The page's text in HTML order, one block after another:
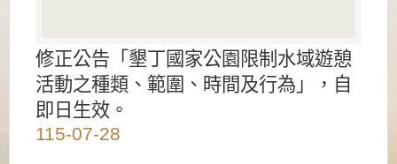
修正公告「墾丁國家公園限制水域遊憩
活動之種類、範圍、時間及行為」，自
即日生效。
115-07-28